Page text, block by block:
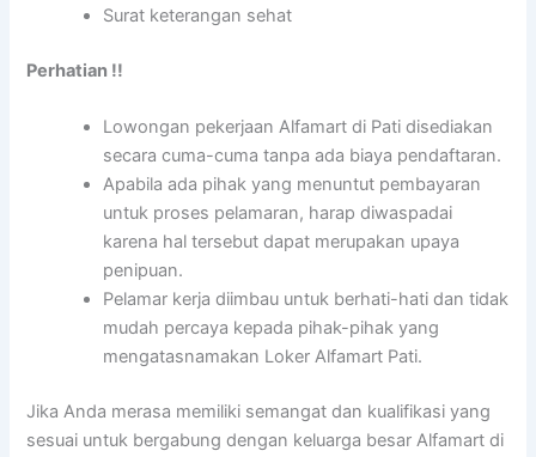
Surat keterangan sehat
Perhatian !!
Lowongan pekerjaan Alfamart di Pati disediakan
secara cuma-cuma tanpa ada biaya pendaftaran.
Apabila ada pihak yang menuntut pembayaran
untuk proses pelamaran, harap diwaspadai
karena hal tersebut dapat merupakan upaya
penipuan.
Pelamar kerja diimbau untuk berhati-hati dan tidak
mudah percaya kepada pihak-pihak yang
mengatasnamakan Loker Alfamart Pati.
Jika Anda merasa memiliki semangat dan kualifikasi yang
sesuai untuk bergabung dengan keluarga besar Alfamart di